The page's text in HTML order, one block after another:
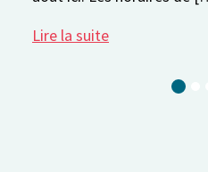
Lire la suite